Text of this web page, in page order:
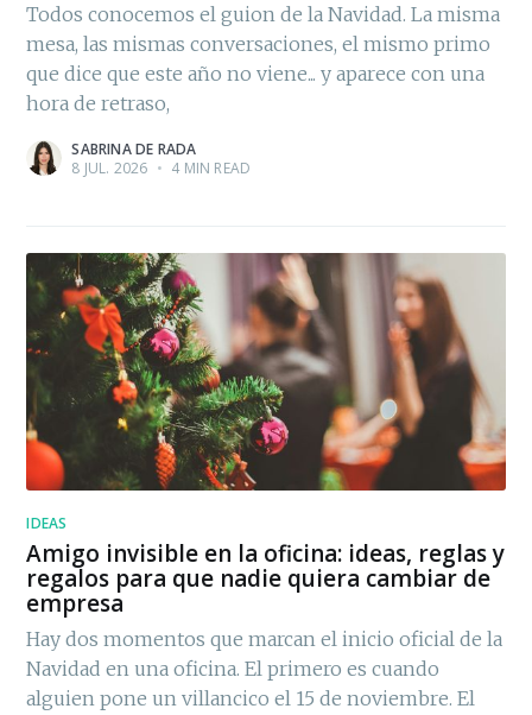
Todos conocemos el guion de la Navidad. La misma
mesa, las mismas conversaciones, el mismo primo
que dice que este año no viene... y aparece con una
hora de retraso,
SABRINA DE RADA
8 JUL. 2026 • 4 MIN READ
IDEAS
Amigo invisible en la oficina: ideas, reglas y
regalos para que nadie quiera cambiar de
empresa
Hay dos momentos que marcan el inicio oficial de la
Navidad en una oficina. El primero es cuando
alguien pone un villancico el 15 de noviembre. El